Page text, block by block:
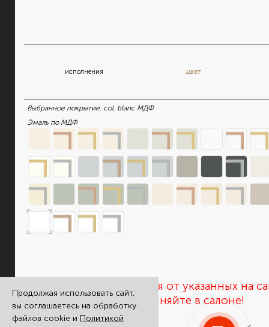
исполнения цвет
Выбранное покрытие: col. blanc МДФ
Эмаль по МДФ
Цены могут отличаться от указанных на
актуальность цен уточняйте в салоне!
Продолжая использовать сайт,
вы соглашаетесь на обработку
файлов cookie и Политикой